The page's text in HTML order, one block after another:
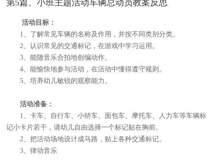
第5篇、小班主题活动车辆总动员教案反思
活动目标：
1、了解常见车辆的名称及作用，并按不同类别分类。
2、认识常见的交通标记，在游戏中学习运用。
3、能随音乐合拍地创编动作。
4、能愉快地参与活动，在活动中懂得遵守规则。
5、培养幼儿敏锐的观察能力。
活动准备：
1、卡车、自行车、小轿车、面包车、摩托车、人力车等车辆标
记小卡片若干，请幼儿自由选择一个标记贴在胸前。
2、把活动场地设计成马路，贴上各种交通标记。
3、律动音乐